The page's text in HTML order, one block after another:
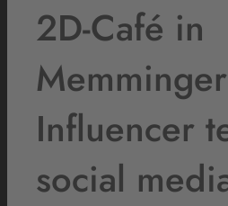
2D-Café in
Influencer
social